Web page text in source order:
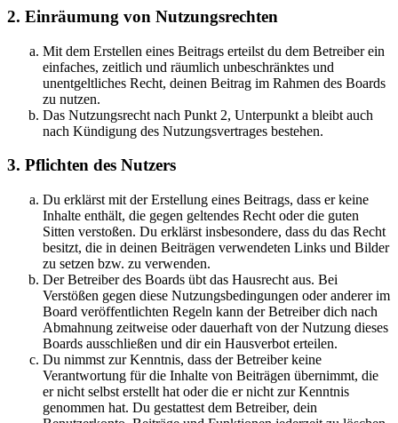
2. Einräumung von Nutzungsrechten
Mit dem Erstellen eines Beitrags erteilst du dem Betreiber ein
einfaches, zeitlich und räumlich unbeschränktes und
unentgeltliches Recht, deinen Beitrag im Rahmen des Boards
zu nutzen.
Das Nutzungsrecht nach Punkt 2, Unterpunkt a bleibt auch
nach Kündigung des Nutzungsvertrages bestehen.
3. Pflichten des Nutzers
Du erklärst mit der Erstellung eines Beitrags, dass er keine
Inhalte enthält, die gegen geltendes Recht oder die guten
Sitten verstoßen. Du erklärst insbesondere, dass du das Recht
besitzt, die in deinen Beiträgen verwendeten Links und Bilder
zu setzen bzw. zu verwenden.
Der Betreiber des Boards übt das Hausrecht aus. Bei
Verstößen gegen diese Nutzungsbedingungen oder anderer im
Board veröffentlichten Regeln kann der Betreiber dich nach
Abmahnung zeitweise oder dauerhaft von der Nutzung dieses
Boards ausschließen und dir ein Hausverbot erteilen.
Du nimmst zur Kenntnis, dass der Betreiber keine
Verantwortung für die Inhalte von Beiträgen übernimmt, die
er nicht selbst erstellt hat oder die er nicht zur Kenntnis
genommen hat. Du gestattest dem Betreiber, dein